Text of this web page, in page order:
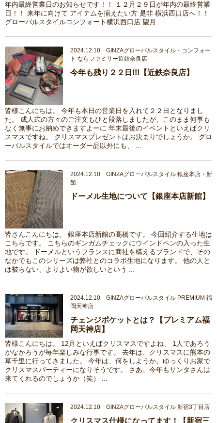
年内最終営業日のお知らせです！！ １２月２９日が年内の最終営業
日！！ 来年に向けて アイテムを揃えたい方 是非 横浜西口店へ！！
グローバルスタイルコンフォート横浜西口店 望月 ...
2024.12.10 GINZAグローバルスタイル・コンフォー
ト ならファミリー近鉄奈良店
今年も残り２２日!!!【近鉄奈良店】
皆様こんにちは。 今年も本日の営業日を入れて２２日となりまし
た。 成人式の方々のご注文もひと段落しましたが、このまま何事も
なく無事にお納めできますよーに 年末最後のイベントといえばクリ
スマスですね。 クリスマスプレゼントはお決まりでしょうか。 グロ
ーバルスタイルではオーダー品以外にも、 ...
2024.12.10 GINZAグローバルスタイル 銀座本店・新
館
ドーメル生地について【銀座本店新館】
皆さんこんにちは。 銀座本店新館の髙橋です。 今回紹介する生地は
こちらです。 こちらのギンガムチェックにウインドペンの入った生
地です。 ドーメルというフランスに商社を構えるブランドで、その
なかでもこのシリーズは弊社とのコラボ生地になります。 他の人と
は被らない、よりよい物が欲しいという ...
2024.12.10 GINZAグローバルスタイル PREMIUM 福
岡天神店
チェンジポケットとは？【プレミアム福
岡天神店】
皆様こんにちは。 12月といえばクリスマスですよね、 1人であろう
がなかろうが毎年楽しみな行事です。 去年は、クリスマスに熊本の
草千里に行ってきました。 今年は、何をしようか。ゆっくりお家で
クリスマスパーティーになりそうです。 さあ、今年もサンタさんは
来てくれるのでしょうか（笑） ...
2024.12.10 GINZAグローバルスタイル 新宿3丁目店
クリスマス仕様になってます！【新宿三